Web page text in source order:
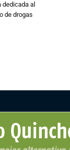
al
de drogas